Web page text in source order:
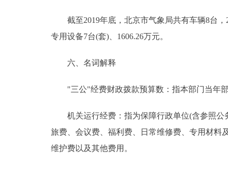
截至2019年底，北京市气象局共有车辆8台，
专用设备7台(套)、1606.26万元。
六、名词解释
"三公"经费财政拨款预算数：指本部门当年部
机关运行经费：指为保障行政单位(含参照公
旅费、会议费、福利费、日常维修费、专用材料
维护费以及其他费用。